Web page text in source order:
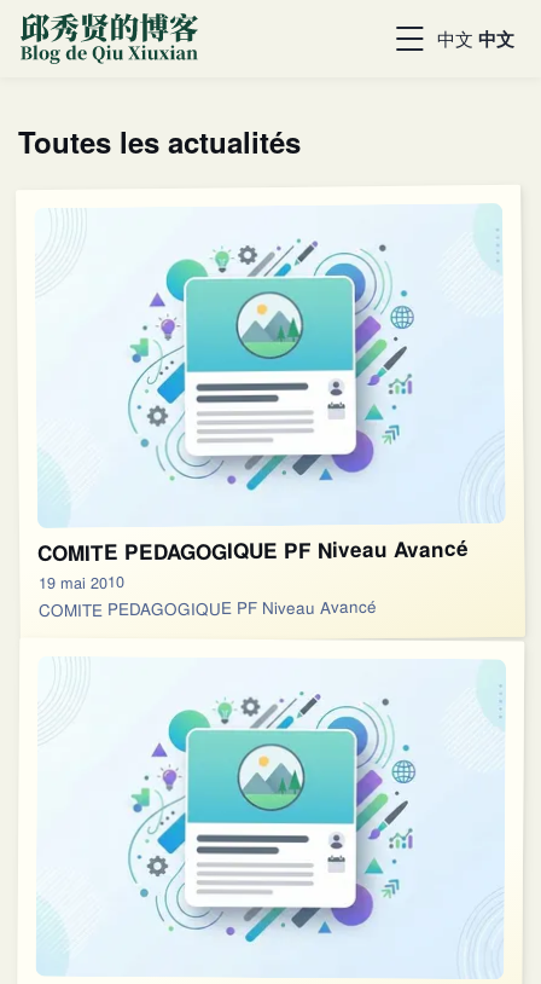
中文 中文
Toutes les actualités
COMITE PEDAGOGIQUE PF Niveau Avancé
19 mai 2010
COMITE PEDAGOGIQUE PF Niveau Avancé